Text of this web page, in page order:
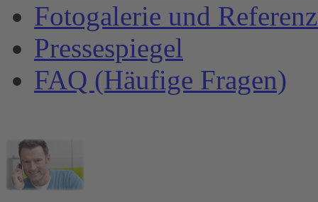
Fotogalerie und
Pressespiegel
FAQ (Häufige Fragen)